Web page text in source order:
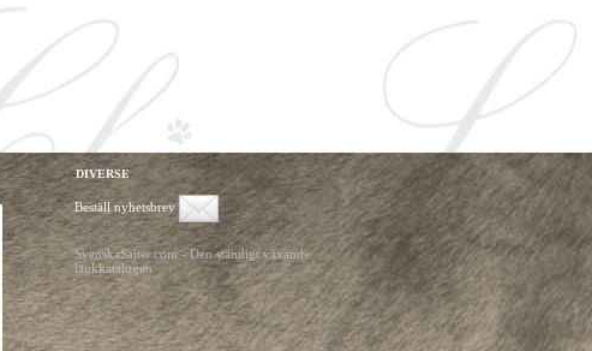
DIVERSE
Beställ nyhetsbrev
SvenskaSajter.com - Den ständigt växande
länkkatalogen